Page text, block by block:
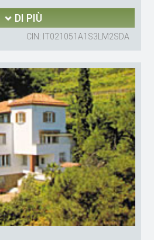
DI PIÙ
CIN: IT021051A1S3LM2SDA